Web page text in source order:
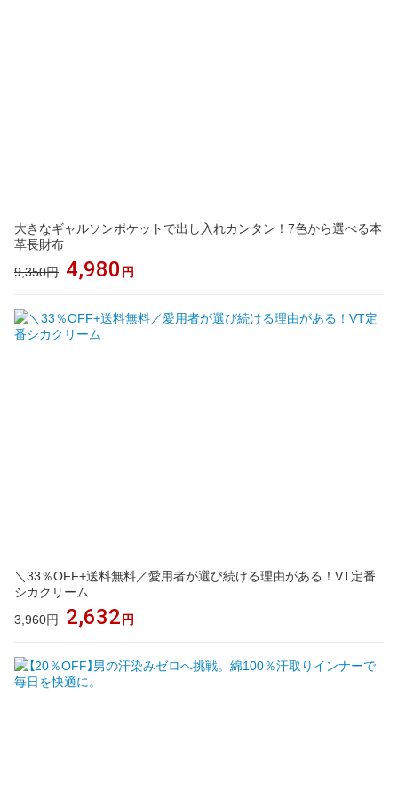
大きなギャルソンポケットで出し入れカンタン！7色から選べる本
革長財布
9,350円 4,980 円
＼33％OFF+送料無料／愛用者が選び続ける理由がある！VT定番
シカクリーム
3,960円 2,632 円